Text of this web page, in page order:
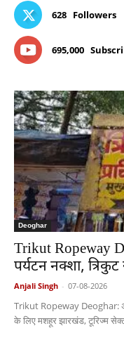
628 Followers
695,000
Deoghar
Trikut Ropeway
पर्यटन नक्शा, त्रिकुट
Anjali Singh - 07-08-2026
Trikut Ropeway Deoghar:
के लिए मशहूर झारखंड, टूरिज्म